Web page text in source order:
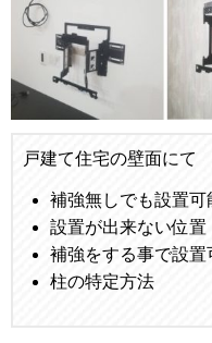
戸建て住宅の壁面にて
補強無しでも設置可
設置が出来ない位置
補強をする事で設置
柱の特定方法